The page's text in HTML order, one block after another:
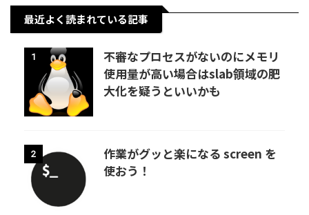
最近よく読まれている記事
1
不審なプロセスがないのにメモリ
使用量が高い場合はslab領域の肥
大化を疑うといいかも
2
作業がグッと楽になる screen を
使おう！